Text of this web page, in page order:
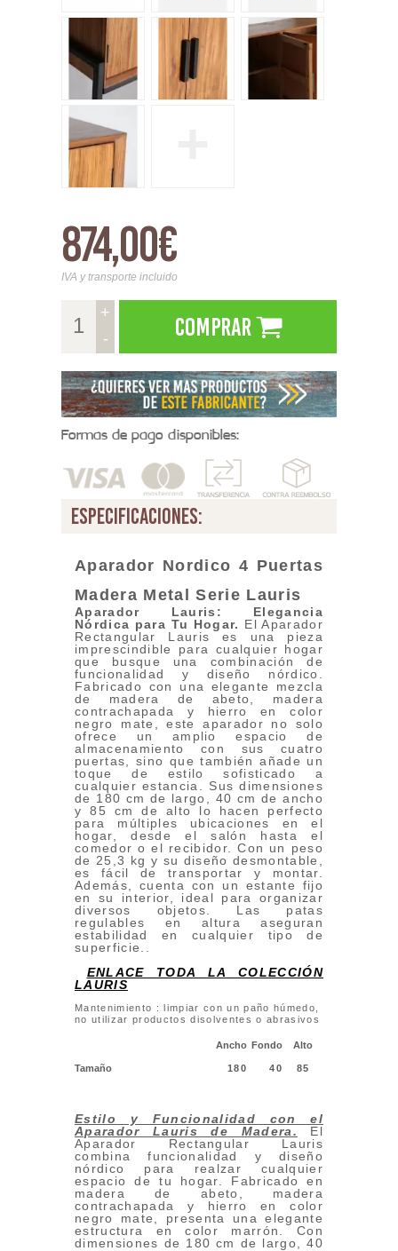
874,00€
IVA y transporte incluido
+
-
Comprar
Formas de pago disponibles:
especificaciones:
Aparador Nordico 4 Puertas
Madera Metal
Serie Lauris
Aparador Lauris: Elegancia
Nórdica para Tu Hogar. El Aparador
Rectangular Lauris es una pieza
imprescindible para cualquier hogar
que busque una combinación de
funcionalidad y diseño nórdico.
Fabricado con una elegante mezcla
de madera de abeto, madera
contrachapada y hierro en color
negro mate, este aparador no solo
ofrece un amplio espacio de
almacenamiento con sus cuatro
puertas, sino que también añade un
toque de estilo sofisticado a
cualquier estancia. Sus dimensiones
de 180 cm de largo, 40 cm de ancho
y 85 cm de alto lo hacen perfecto
para múltiples ubicaciones en el
hogar, desde el salón hasta el
comedor o el recibidor. Con un peso
de 25,3 kg y su diseño desmontable,
es fácil de transportar y montar.
Además, cuenta con un estante fijo
en su interior, ideal para organizar
diversos objetos. Las patas
regulables en altura aseguran
estabilidad en cualquier tipo de
superficie..
ENLACE TODA LA COLECCIÓN
LAURIS
Mantenimiento : limpiar con un paño húmedo,
no utilizar productos disolventes o abrasivos
Ancho Fondo Alto
Tamaño 180 40 85
Estilo y Funcionalidad con el
Aparador Lauris de Madera.
El
Aparador Rectangular Lauris
combina funcionalidad y diseño
nórdico para realzar cualquier
espacio de tu hogar. Fabricado en
madera de abeto, madera
contrachapada y hierro en color
negro mate, presenta una elegante
estructura en color marrón. Con
dimensiones de 180 cm de largo, 40